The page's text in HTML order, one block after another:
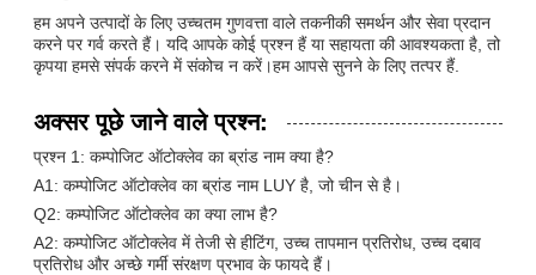
हम अपने उत्पादों के लिए उच्चतम गुणवत्ता वाले तकनीकी समर्थन और सेवा प्रदान
करने पर गर्व करते हैं। यदि आपके कोई प्रश्न हैं या सहायता की आवश्यकता है, तो
कृपया हमसे संपर्क करने में संकोच न करें।हम आपसे सुनने के लिए तत्पर हैं.
अक्सर पूछे जाने वाले प्रश्न:
प्रश्न 1: कम्पोजिट ऑटोक्लेव का ब्रांड नाम क्या है?
A1: कम्पोजिट ऑटोक्लेव का ब्रांड नाम LUY है, जो चीन से है।
Q2: कम्पोजिट ऑटोक्लेव का क्या लाभ है?
A2: कम्पोजिट ऑटोक्लेव में तेजी से हीटिंग, उच्च तापमान प्रतिरोध, उच्च दबाव
प्रतिरोध और अच्छे गर्मी संरक्षण प्रभाव के फायदे हैं।